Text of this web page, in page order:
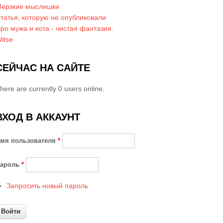
мыслишки
которую не опубликовали
мужа и кота - чистая фантазия.
НА САЙТЕ
are currently 0 users online.
В АККАУНТ
пользователя *
*
Запросить новый пароль